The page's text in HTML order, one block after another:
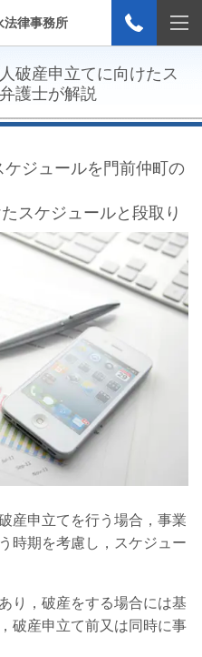
法律事務所
破産申立てに向けたス
弁護士が解説
ジュールを門前仲町の
スケジュールと段取り
産申立てを行う場合，事業
時期を考慮し，スケジュー
り，破産をする場合には基
破産申立て前又は同時に事